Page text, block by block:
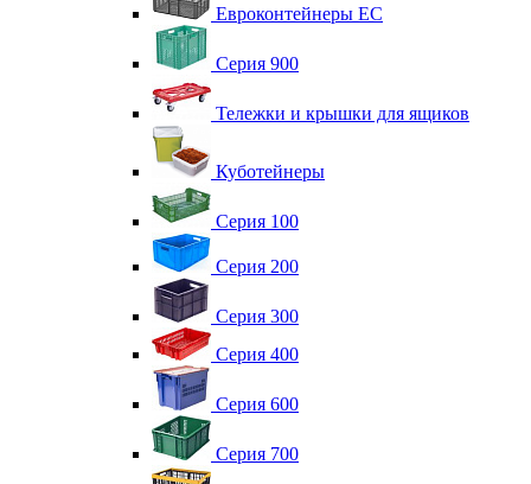
Евроконтейнеры ЕС
Серия 900
Тележки и крышки для ящиков
Куботейнеры
Серия 100
Серия 200
Серия 300
Серия 400
Серия 600
Серия 700